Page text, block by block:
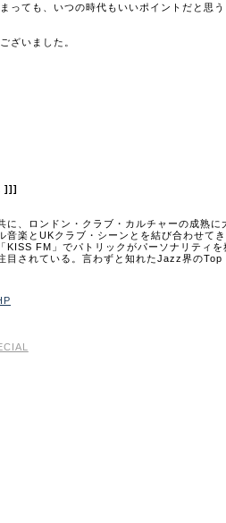
っても、いつの時代もいいポイントだと思
ざいました。
]]]
に、ロンドン・クラブ・カルチャーの成熟
音楽とUKクラブ・シーンとを結び合わせて
KISS FM」でパトリックがパーソナリティ
目されている。言わずと知れたJazz界のTop